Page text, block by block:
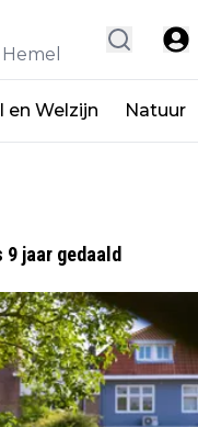
en Welzijn Natuur
jaar gedaald